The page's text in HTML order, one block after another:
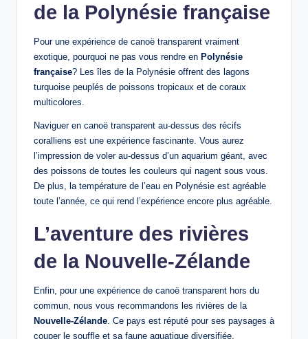
de la Polynésie française
Pour une expérience de canoë transparent vraiment
exotique, pourquoi ne pas vous rendre en Polynésie
française? Les îles de la Polynésie offrent des lagons
turquoise peuplés de poissons tropicaux et de coraux
multicolores.
Naviguer en canoë transparent au-dessus des récifs
coralliens est une expérience fascinante. Vous aurez
l’impression de voler au-dessus d’un aquarium géant, avec
des poissons de toutes les couleurs qui nagent sous vous.
De plus, la température de l’eau en Polynésie est agréable
toute l’année, ce qui rend l’expérience encore plus agréable.
L’aventure des rivières
de la Nouvelle-Zélande
Enfin, pour une expérience de canoë transparent hors du
commun, nous vous recommandons les rivières de la
Nouvelle-Zélande . Ce pays est réputé pour ses paysages à
couper le souffle et sa faune aquatique diversifiée.